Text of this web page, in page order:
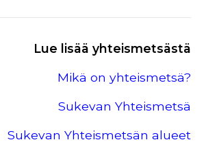
Lue lisää yhteismetsästä
Mikä on yhteismetsä?
Sukevan Yhteismetsä
Sukevan Yhteismetsän alueet